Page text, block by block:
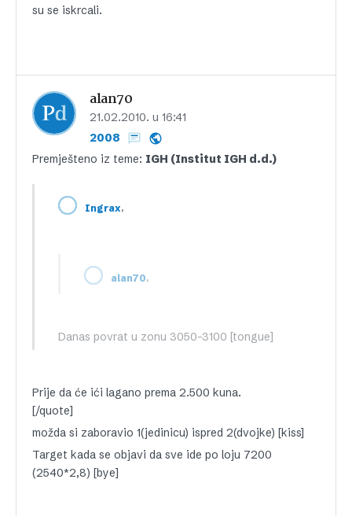
su se iskrcali.
alan70
21.02.2010. u 16:41
2008
Premješteno iz teme: IGH (Institut IGH d.d.)
Ingrax,
alan70,
Danas povrat u zonu 3050-3100 [tongue]
Prije da će ići lagano prema 2.500 kuna.
[/quote]
možda si zaboravio 1(jedinicu) ispred 2(dvojke) [kiss]
Target kada se objavi da sve ide po loju 7200
(2540*2,8) [bye]